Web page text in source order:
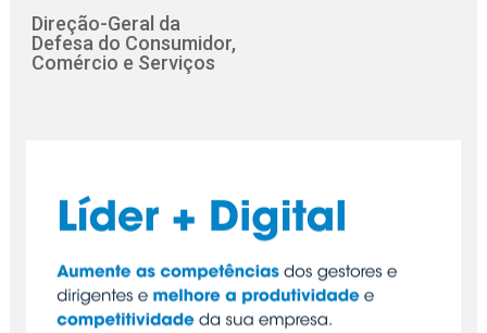
Direção-Geral da
Defesa do Consumidor,
Comércio e Serviços